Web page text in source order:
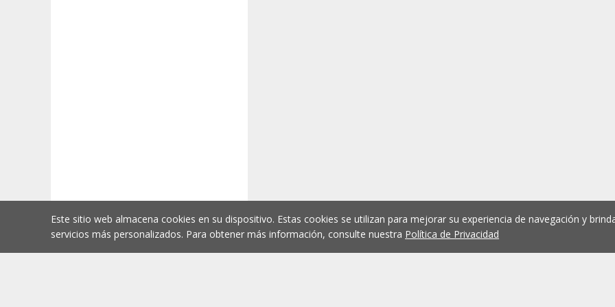
Este sitio web almacena cookies en su dispositivo. Estas cookies se utilizan para mejorar su experiencia de navegación y
servicios más personalizados. Para obtener más información, consulte nuestra Política de Privacidad